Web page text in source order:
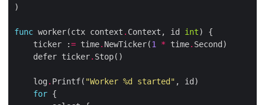
func worker(ctx context . Context, id int
    ticker :
= time. NewTicker(1 * time.
    defer ticker
.
    log
. Printf( "Worker %d started"
for